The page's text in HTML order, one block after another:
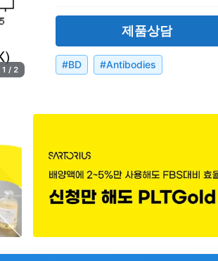
1 / 2
제품상담
#BD #Antibodies